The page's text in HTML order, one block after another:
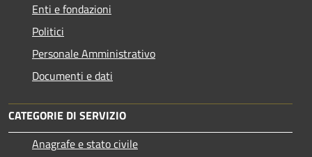
Enti e fondazioni
Politici
Personale Amministrativo
Documenti e dati
CATEGORIE DI SERVIZIO
Anagrafe e stato civile